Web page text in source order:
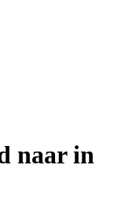
naar in